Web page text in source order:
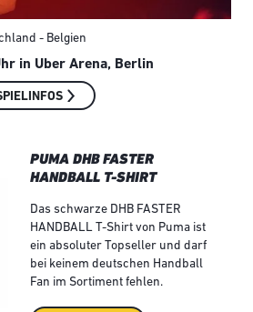
- Belgien
in Uber Arena, Berlin
PUMA DHB FASTER
HANDBALL T-SHIRT
Das schwarze DHB FASTER
HANDBALL T-Shirt von Puma ist
ein absoluter Topseller und darf
bei keinem deutschen Handball
Fan im Sortiment fehlen.